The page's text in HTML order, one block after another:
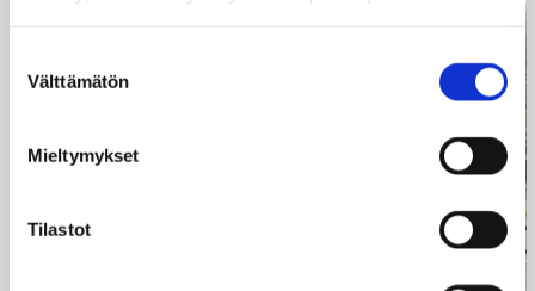
valinta
Välttämätön
Mieltymykset
Tilastot